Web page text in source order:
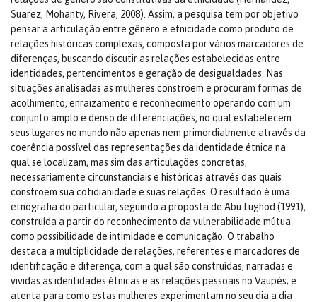
Suarez, Mohanty, Rivera, 2008). Assim, a pesquisa tem por objetivo
pensar a articulação entre gênero e etnicidade como produto de
relações históricas complexas, composta por vários marcadores de
diferenças, buscando discutir as relações estabelecidas entre
identidades, pertencimentos e geração de desigualdades. Nas
situações analisadas as mulheres constroem e procuram formas de
acolhimento, enraizamento e reconhecimento operando com um
conjunto amplo e denso de diferenciações, no qual estabelecem
seus lugares no mundo não apenas nem primordialmente através da
coerência possível das representações da identidade étnica na
qual se localizam, mas sim das articulações concretas,
necessariamente circunstanciais e históricas através das quais
constroem sua cotidianidade e suas relações. O resultado é uma
etnografia do particular, seguindo a proposta de Abu Lughod (1991),
construída a partir do reconhecimento da vulnerabilidade mútua
como possibilidade de intimidade e comunicação. O trabalho
destaca a multiplicidade de relações, referentes e marcadores de
identificação e diferença, com a qual são construídas, narradas e
vividas as identidades étnicas e as relações pessoais no Vaupés; e
atenta para como estas mulheres experimentam no seu dia a dia